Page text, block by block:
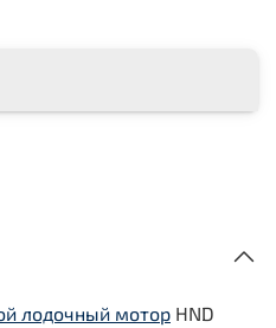
лодочный мотор HND